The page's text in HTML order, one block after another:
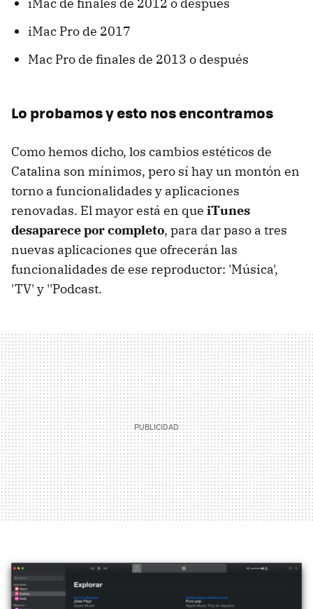
iMac Pro de 2017
Mac Pro de finales de 2013 o después
Lo probamos y esto nos encontramos
Como hemos dicho, los cambios estéticos de
Catalina son mínimos, pero sí hay un montón en
torno a funcionalidades y aplicaciones
renovadas. El mayor está en que iTunes
desaparece por completo, para dar paso a tres
nuevas aplicaciones que ofrecerán las
funcionalidades de ese reproductor: 'Música',
'TV' y ''Podcast.